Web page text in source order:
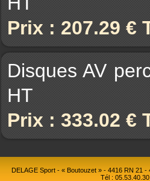
Prix : 207.29 €
Disques AV
HT
Prix : 333.02 €
DELAGE Sport - « Boutouzet » - 4416 RN 21
Tél :